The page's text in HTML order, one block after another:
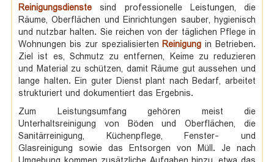
Reinigungsdienste sind professionelle Leistungen, die
Räume, Oberflächen und Einrichtungen sauber, hygienisch
und nutzbar halten. Sie reichen von der täglichen Pflege in
Wohnungen bis zur spezialisiertenReinigung in Betrieben.
Ziel ist es, Schmutz zu entfernen, Keime zu reduzieren
und Material zu schützen, damit Räume gut aussehen und
lange halten. Ein guter Dienst plant nach Bedarf, arbeitet
strukturiert und dokumentiert das Ergebnis.
Zum Leistungsumfang gehören meist die
Unterhaltsreinigung von Böden und Oberflächen, die
Sanitärreinigung, Küchenpflege, Fenster- und
Glasreinigung sowie das Entsorgen von Müll. Je nach